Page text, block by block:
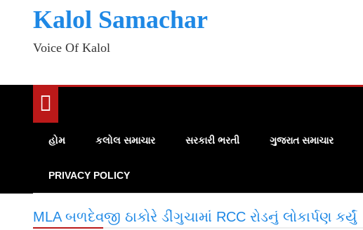
Kalol Samachar
Voice Of Kalol
હોમ કલોલ સમાચાર સરકારી ભરતી ગુજરાત સમાચાર
PRIVACY POLICY
MLA બળદેવજી ઠાકોરે ડીંગુચામાં RCC રોડનું લોકાર્પણ કર્યું